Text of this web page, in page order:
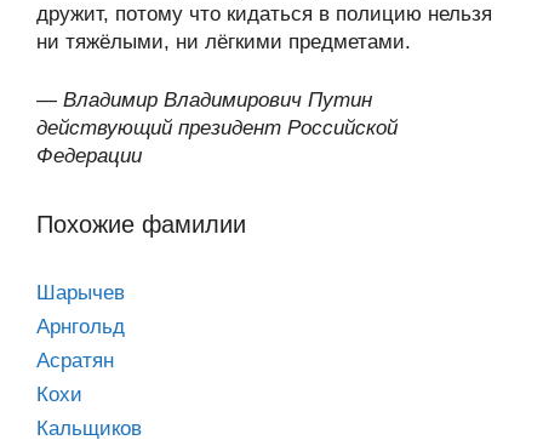
дружит, потому что кидаться в полицию нельзя
ни тяжёлыми, ни лёгкими предметами.
— Владимир Владимирович Путин
действующий президент Российской
Федерации
Похожие фамилии
Шарычев
Арнгольд
Асратян
Кохи
Кальщиков